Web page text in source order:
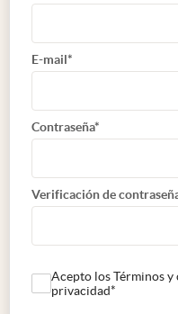
E-mail*
Contraseña*
Verificación de
Acepto los Términos
privacidad*